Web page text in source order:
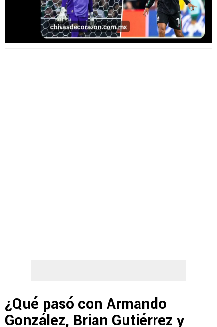
¿Qué pasó con Armando
González, Brian Gutiérrez y